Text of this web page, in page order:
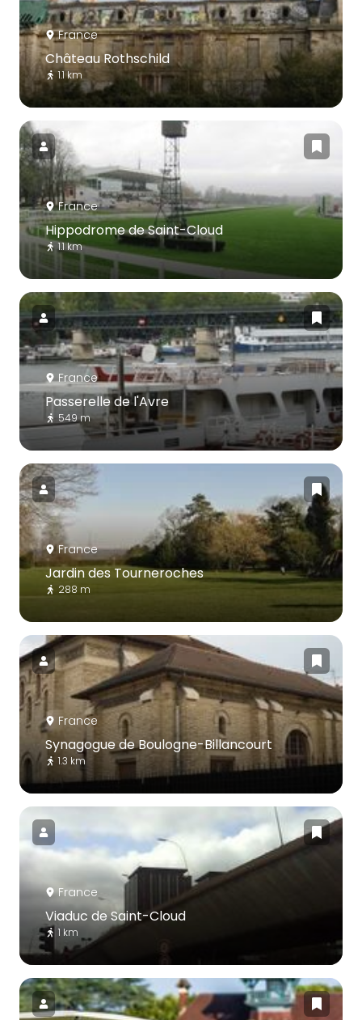
France
Château Rothschild
1.1 km
France
Hippodrome de Saint-Cloud
1.1 km
France
Passerelle de l'Avre
549 m
France
Jardin des Tourneroches
288 m
France
Synagogue de Boulogne-Billancourt
1.3 km
France
Viaduc de Saint-Cloud
1 km